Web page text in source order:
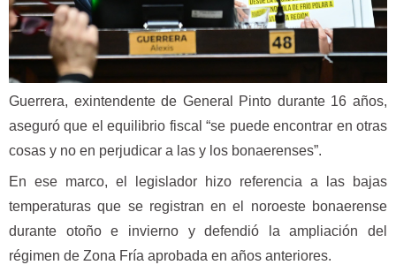
Guerrera, exintendente de General Pinto durante 16 años,
aseguró que el equilibrio fiscal “se puede encontrar en otras
cosas y no en perjudicar a las y los bonaerenses”.
En ese marco, el legislador hizo referencia a las bajas
temperaturas que se registran en el noroeste bonaerense
durante otoño e invierno y defendió la ampliación del
régimen de Zona Fría aprobada en años anteriores.